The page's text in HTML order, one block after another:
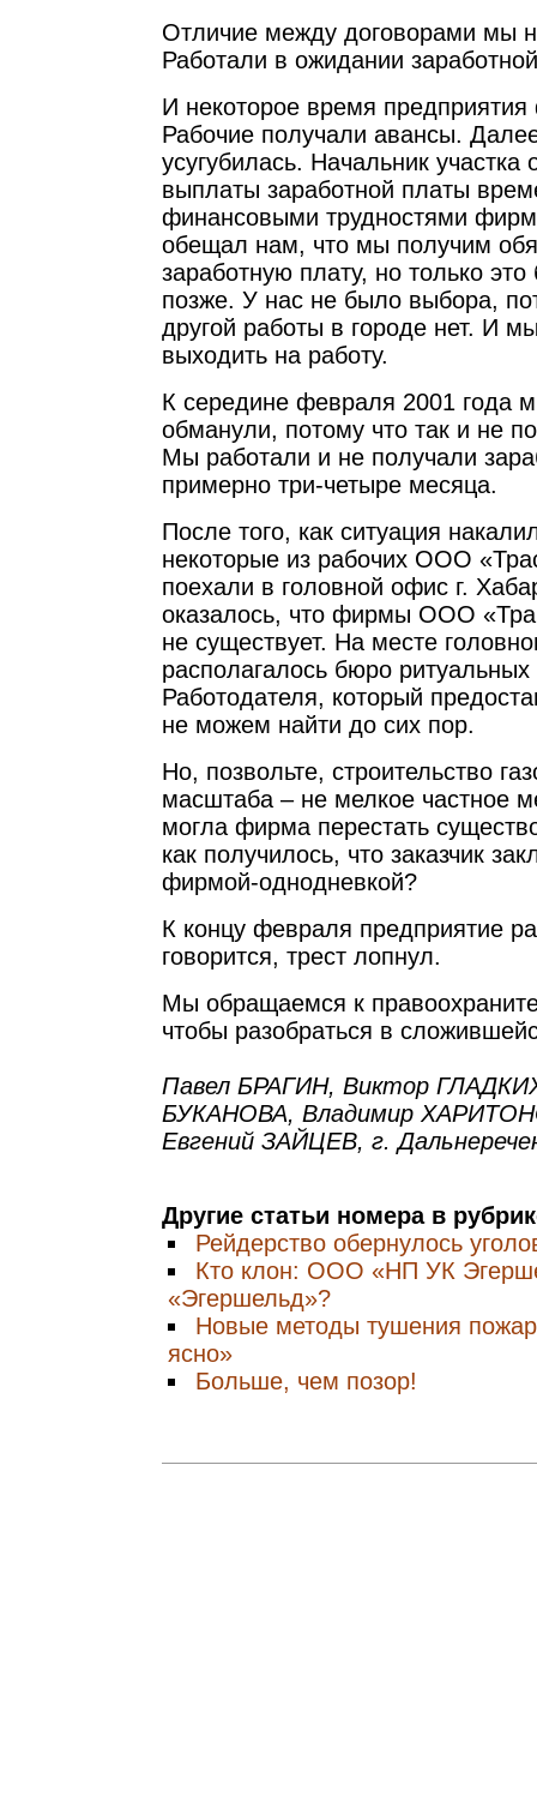
Отличие между договорами мы
Работали в ожидании
И некоторое время
Рабочие получали авансы.
усугубилась. Начальник участка
выплаты заработной платы
финансовыми трудностями
обещал нам, что мы получим
заработную плату, но только это
позже. У нас не было выбора,
другой работы в городе нет. И
выходить на работу.
К середине февраля 2001 года
обманули, потому что так и не
Мы работали и не получали
примерно три-четыре месяца.
После того, как ситуация
некоторые из рабочих ООО
поехали в головной офис г.
оказалось, что фирмы ООО
не существует. На месте
располагалось бюро ритуальных
Работодателя, который
не можем найти до сих пор.
Но, позвольте, строительство
масштаба – не мелкое частное
могла фирма перестать
как получилось, что заказчик
фирмой-однодневкой?
К концу февраля предприятие
говорится, трест лопнул.
Мы обращаемся к
чтобы разобраться в
Павел БРАГИН, Виктор
БУКАНОВА, Владимир
Евгений ЗАЙЦЕВ, г.
Другие статьи номера в
Рейдерство обернулось
Кто клон: ООО «НП УК
«Эгершельд»?
Новые методы тушения
ясно»
Больше, чем позор!